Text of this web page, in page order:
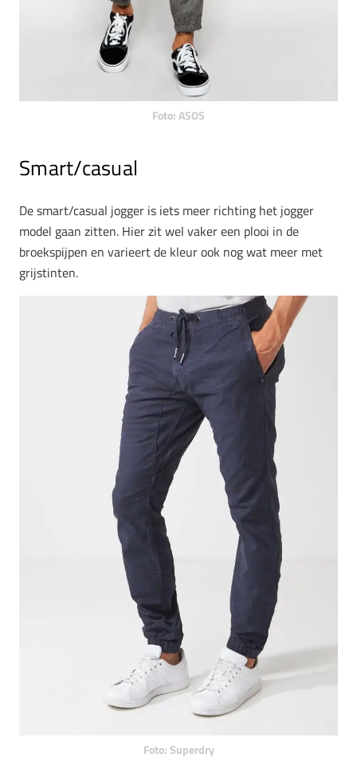
Foto: ASOS
Smart/casual
De smart/casual jogger is iets meer richting het jogger
model gaan zitten. Hier zit wel vaker een plooi in de
broekspijpen en varieert de kleur ook nog wat meer met
grijstinten.
Foto: Superdry